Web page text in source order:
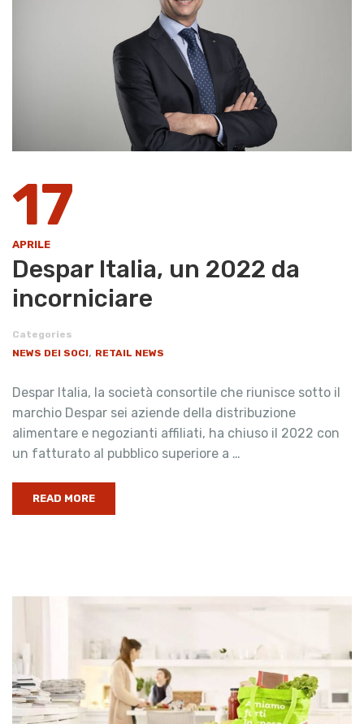
17
APRILE
Despar Italia, un 2022 da
incorniciare
Categories
NEWS DEI SOCI, RETAIL NEWS
Despar Italia, la società consortile che riunisce sotto il
marchio Despar sei aziende della distribuzione
alimentare e negozianti affiliati, ha chiuso il 2022 con
un fatturato al pubblico superiore a …
READ MORE